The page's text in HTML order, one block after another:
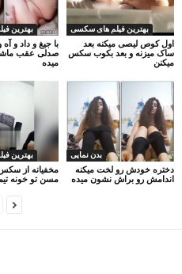
بهترین
با جیغ و داد و آه
صدلی عقب
میده
بهترین فیلم های سکسی
اول کوص لیصی میکنه بعد
ساک میزنه و بعد بکوب سکس
میکنن
بهترین
مخفیانه از
مسن تو خونه
بدن نمایی
دختره خودش رو لخت میکنه
اندامش رو براش نشون میده